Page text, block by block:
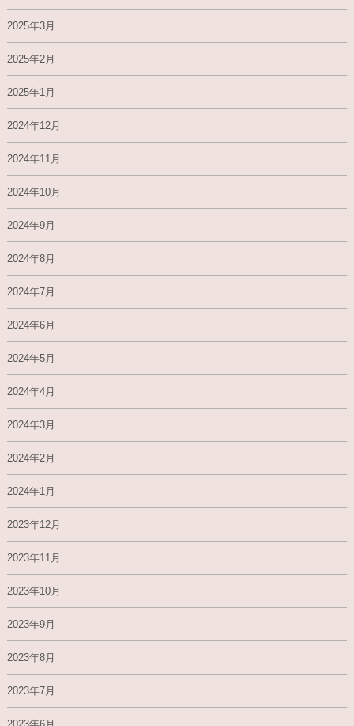
2025年3月
2025年2月
2025年1月
2024年12月
2024年11月
2024年10月
2024年9月
2024年8月
2024年7月
2024年6月
2024年5月
2024年4月
2024年3月
2024年2月
2024年1月
2023年12月
2023年11月
2023年10月
2023年9月
2023年8月
2023年7月